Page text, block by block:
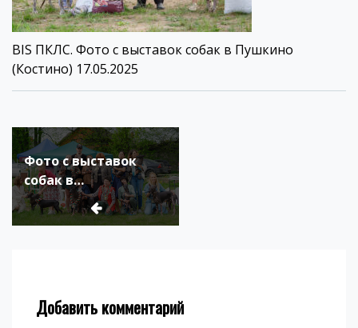
BIS ПКЛС. Фото с выставок собак в Пушкино
(Костино) 17.05.2025
Навигация
по
записям
Фото с выставок
собак в
Подмосковье,
апрель и май 2025
Добавить комментарий